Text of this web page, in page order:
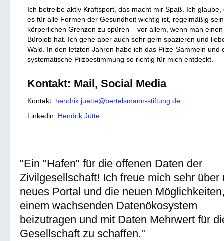
Ich betreibe aktiv Kraftsport, das macht mir Spaß. Ich glaube,
es für alle Formen der Gesundheit wichtig ist, regelmäßig
körperlichen Grenzen zu spüren – vor allem, wenn man einen
Bürojob hat. Ich gehe aber auch sehr gern spazieren und
Wald. In den letzten Jahren habe ich das Pilze-Sammeln und
systematische Pilzbestimmung so richtig für mich entdeckt.
Kontakt: Mail, Social Media
Kontakt: hendrik.juette@bertelsmann-stiftung.de
Linkedin: Hendrik Jütte
"Ein "Hafen" für die offenen Daten der
Zivilgesellschaft! Ich freue mich sehr über
neues Portal und die neuen
einem wachsenden Datenökosystem
beizutragen und mit Daten Mehrwert für
Gesellschaft zu schaffen."